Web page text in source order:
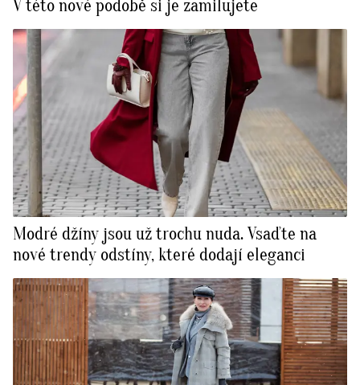
V této nové podobě si je zamilujete
Modré džíny jsou už trochu nuda. Vsaďte na
nové trendy odstíny, které dodají eleganci